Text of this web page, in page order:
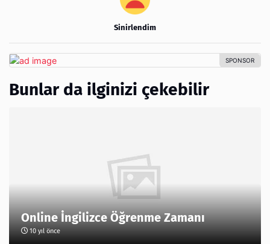
Sinirlendim
Bunlar da ilginizi çekebilir
Online İngilizce Öğrenme Zamanı
10 yıl önce